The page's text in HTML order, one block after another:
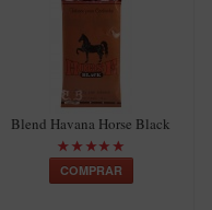
Blend Havana Horse Black
COMPRAR